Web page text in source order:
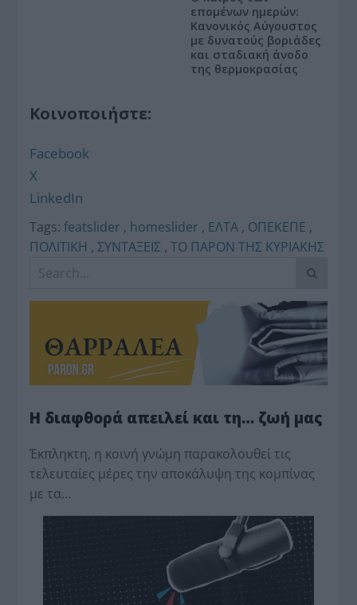
επομένων ημερών:
Κανονικός Αύγουστος
με δυνατούς βοριάδες
και σταδιακή άνοδο
της θερμοκρασίας
Κοινοποιήστε:
Facebook
X
LinkedIn
Tags: featslider , homeslider , ΕΛΤΑ , ΟΠΕΚΕΠΕ ,
ΠΟΛΙΤΙΚΗ ,ΣΥΝΤΑΞΕΙΣ ,ΤΟ ΠΑΡΟΝ ΤΗΣ ΚΥΡΙΑΚΗΣ
Η διαφθορά απειλεί και τη… ζωή μας
Έκπληκτη, η κοινή γνώμη παρακολουθεί τις
τελευταίες μέρες την αποκάλυψη της κο­μπίνας
με τα…